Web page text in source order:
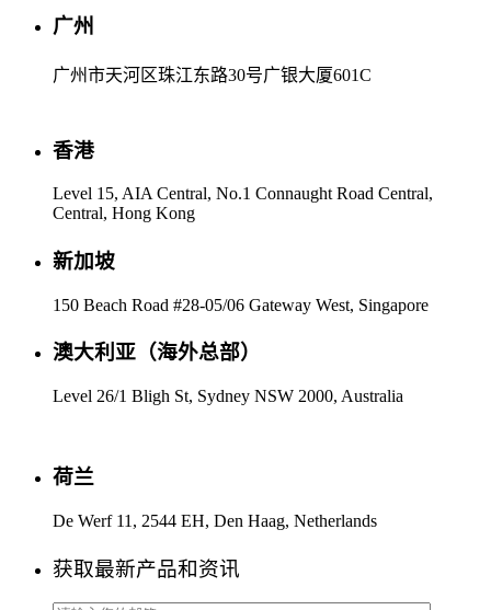
广州
广州市天河区珠江东路30号广银大厦601C
香港
Level 15, AIA Central, No.1 Connaught Road Central,
Central, Hong Kong
新加坡
150 Beach Road #28-05/06 Gateway West, Singapore
澳大利亚（海外总部）
Level 26/1 Bligh St, Sydney NSW 2000, Australia
荷兰
De Werf 11, 2544 EH, Den Haag, Netherlands
获取最新产品和资讯